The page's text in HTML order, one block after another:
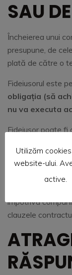
SAU
Încheierea unui
presupune, de
plată de către o
Fideiusorul este
obligația (să
nu va executa
Fideiusor poate fi
proprii pentru
garantat.
De regulă,
împotriva
clauzele
Utilizăm
website-ului.
active.